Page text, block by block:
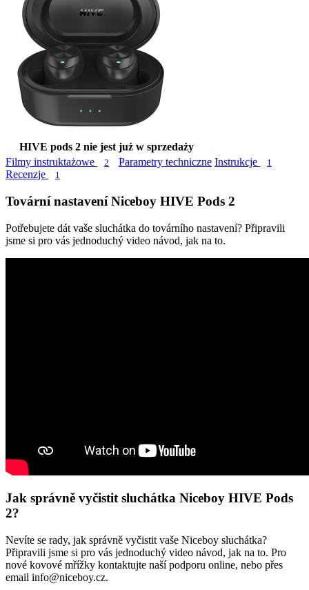
HIVE pods 2 nie jest już w sprzedaży
Filmy instruktażowe
2 Parametry techniczne Instrukcje 1
Recenzje 1
Tovární nastavení Niceboy HIVE Pods 2
Potřebujete dát vaše sluchátka do továrního nastavení? Připravili
jsme si pro vás jednoduchý video návod, jak na to.
Jak správně vyčistit sluchátka Niceboy HIVE Pods
2?
Nevíte se rady, jak správně vyčistit vaše Niceboy sluchátka?
Připravili jsme si pro vás jednoduchý video návod, jak na to. Pro
nové kovové mřížky kontaktujte naší podporu online, nebo přes
email info@niceboy.cz.